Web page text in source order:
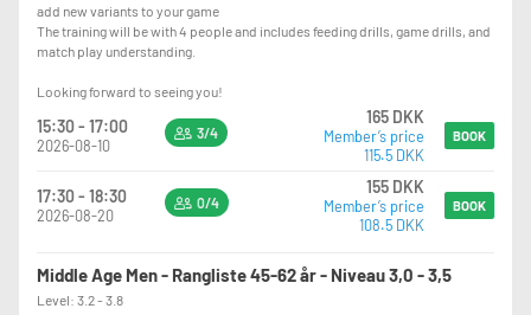
add new variants to your game
The training will be with 4 people and includes feeding drills, game drills, and
match play understanding.
Looking forward to seeing you!
15:30 - 17:00
2026-08-10
3/4
165 DKK
Member’s price
115.5 DKK
BOOK
17:30 - 18:30
2026-08-20
0/4
155 DKK
Member’s price
108.5 DKK
BOOK
Middle Age Men - Rangliste 45-62 år - Niveau 3,0 - 3,5
Level: 3.2 - 3.8